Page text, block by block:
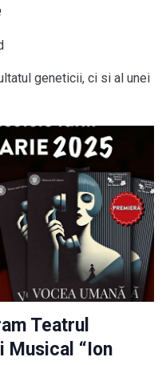
geneticii, ci si al unei
Teatrul
Musical “Ion